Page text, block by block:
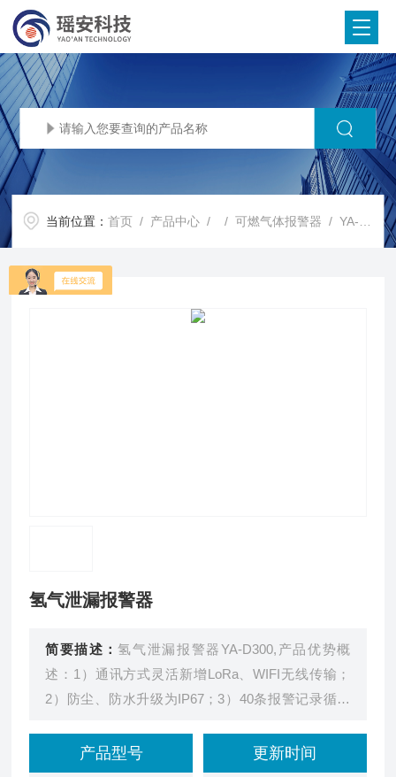
当前位置：首页 / 产品中心 / /可燃气体报警器 / YA-D300氢气泄漏报警器
氢气泄漏报警器
简要描述：氢气泄漏报警器YA-D300,产品优势概
述：1）通讯方式灵活新增LoRa、WIFI无线传输；
2）防尘、防水升级为IP67；3）40条报警记录循环
产品型号 更新时间